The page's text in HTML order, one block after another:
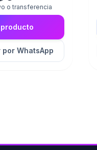
o transferencia
por WhatsApp